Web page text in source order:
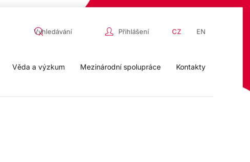
Přihlášení CZ EN
Věda a výzkum Mezinárodní spolupráce Kontakty